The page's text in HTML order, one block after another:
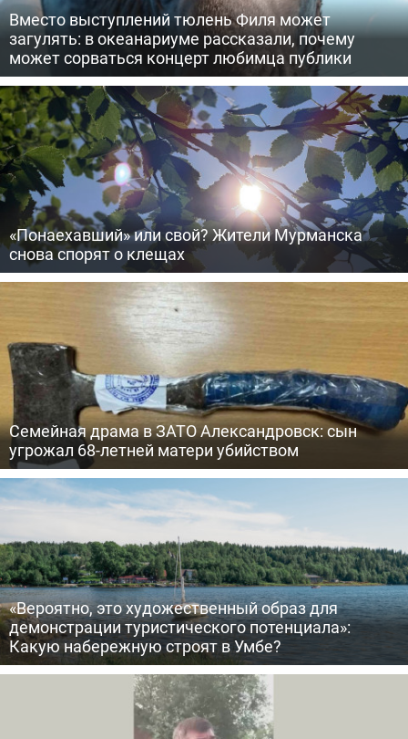
Вместо выступлений тюлень Филя может
загулять: в океанариуме рассказали, почему
может сорваться концерт любимца публики
«Понаехавший» или свой? Жители Мурманска
снова спорят о клещах
Семейная драма в ЗАТО Александровск: сын
угрожал 68-летней матери убийством
«Вероятно, это художественный образ для
демонстрации туристического потенциала»:
Какую набережную строят в Умбе?